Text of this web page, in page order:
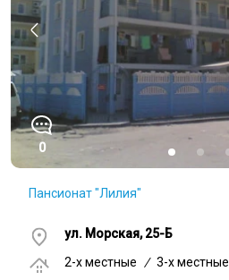
0
Пансионат "Лилия"
ул. Морская, 25-Б
2-x местные
/ 3-x местные